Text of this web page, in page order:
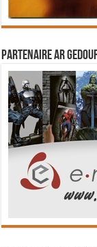
Partenaire Ar